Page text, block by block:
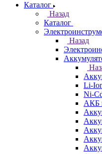
Каталог
Назад
Каталог
Назад
Li-
Ni-
АКБ